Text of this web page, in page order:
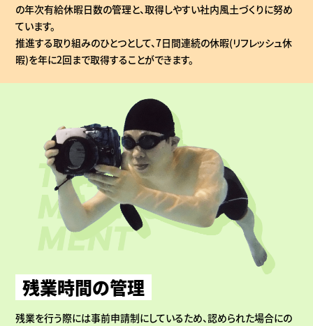
の年次有給休暇日数の管理と、取得しやすい社内風土づくりに努め
ています。
推進する取り組みのひとつとして、7日間連続の休暇(リフレッシュ休
暇)を年に2回まで取得することができます。
残業時間の管理
残業を行う際には事前申請制にしているため、認められた場合にの